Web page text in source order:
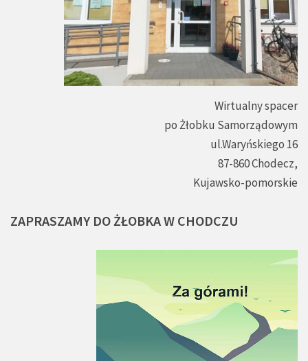
Wirtualny spacer
po Żłobku Samorządowym
ul.Waryńskiego 16
87-860 Chodecz,
Kujawsko-pomorskie
ZAPRASZAMY DOŻŁOBKAW CHODCZU